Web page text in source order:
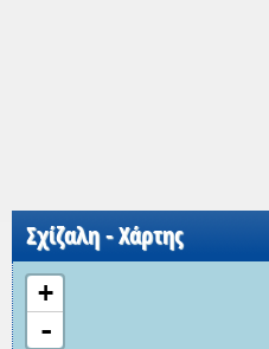
Σχίζαλη - Χάρτης
+
-